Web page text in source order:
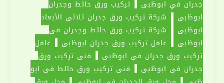
جدران في ابوظبي
تركيب ورق حائط وجدران
ابوظبي
شركة تركيب ورق جدران ثلاثى الأبعاد
ابوظبي
شركة تركيب ورق حائط وجدران في
ابوظبي
عامل تركيب ورق جدران ابوظبي
عامل
تركيب ورق جدران في ابوظبي
فني تركيب ورق
جدران في ابوظبي
فني تركيب ورق حائط في ابو